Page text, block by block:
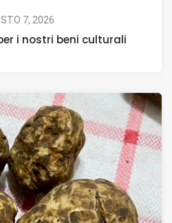
7, 2026
i nostri beni culturali